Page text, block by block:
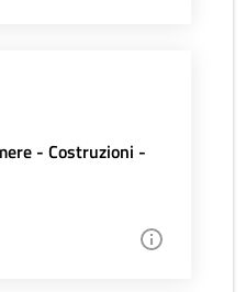
- Costruzioni -